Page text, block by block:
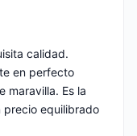
calidad.
en perfecto
maravilla. Es la
precio equilibrado